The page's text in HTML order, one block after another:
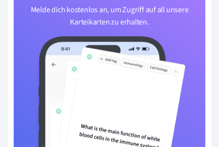
Melde dich kostenlos an, um Zugriff auf all unsere
Karteikarten zu erhalten.